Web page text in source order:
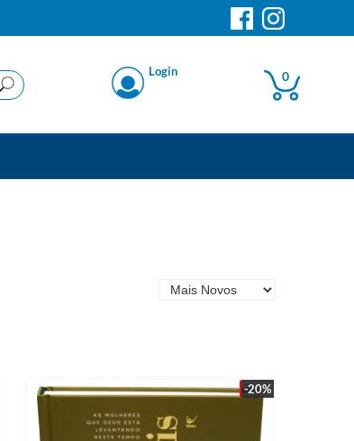
Login 0
-20%